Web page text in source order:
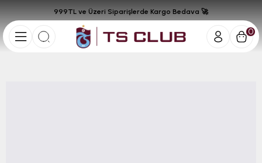
0
999TL ve Üzeri Siparişlerde Kargo Bedava 🚀